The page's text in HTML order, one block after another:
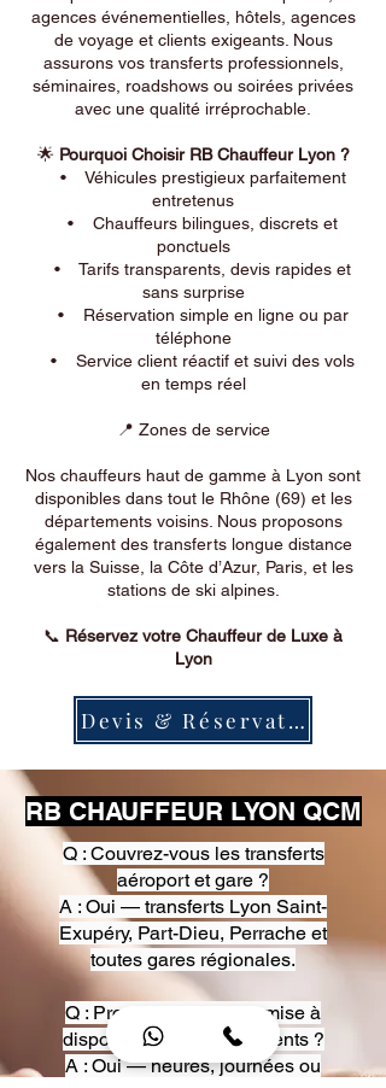
agences événementielles, hôtels, agences
de voyage et clients exigeants. Nous
assurons vos transferts professionnels,
séminaires, roadshows ou soirées privées
avec une qualité irréprochable.
🌟 Pourquoi Choisir RB Chauffeur Lyon ?
• Véhicules prestigieux parfaitement
entretenus
• Chauffeurs bilingues, discrets et
ponctuels
• Tarifs transparents, devis rapides et
sans surprise
• Réservation simple en ligne ou par
téléphone
• Service client réactif et suivi des vols
en temps réel
📍 Zones de service
Nos chauffeurs haut de gamme à Lyon sont
disponibles dans tout le Rhône (69) et les
départements voisins. Nous proposons
également des transferts longue distance
vers la Suisse, la Côte d’Azur, Paris, et les
stations de ski alpines.
📞 Réservez votre Chauffeur de Luxe à
Lyon
Devis & Réservation
RB CHAUFFEUR LYON QCM
Q : Couvrez-vous les transferts
aéroport et gare ?
A : Oui — transferts Lyon Saint-
Exupéry, Part-Dieu, Perrache et
toutes gares régionales.
Q : Proposez-vous une mise à
disposition pour événements ?
A : Oui — heures, journées ou